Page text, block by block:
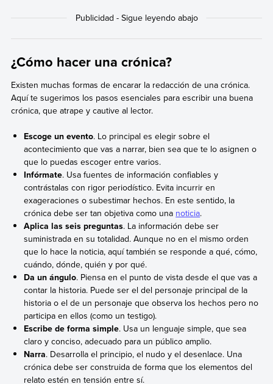
¿Cómo hacer una crónica?
Existen muchas formas de encarar la redacción de una crónica.
Aquí te sugerimos los pasos esenciales para escribir una buena
crónica, que atrape y cautive al lector.
Escoge un evento. Lo principal es elegir sobre el
acontecimiento que vas a narrar, bien sea que te lo asignen o
que lo puedas escoger entre varios.
Infórmate. Usa fuentes de información confiables y
contrástalas con rigor periodístico. Evita incurrir en
exageraciones o subestimar hechos. En este sentido, la
crónica debe ser tan objetiva como una noticia.
Aplica las seis preguntas. La información debe ser
suministrada en su totalidad. Aunque no en el mismo orden
que lo hace la noticia, aquí también se responde a qué, cómo,
cuándo, dónde, quién y por qué.
Da un ángulo. Piensa en el punto de vista desde el que vas a
contar la historia. Puede ser el del personaje principal de la
historia o el de un personaje que observa los hechos pero no
participa en ellos (como un testigo).
Escribe de forma simple. Usa un lenguaje simple, que sea
claro y conciso, adecuado para un público amplio.
Narra. Desarrolla el principio, el nudo y el desenlace. Una
crónica debe ser construida de forma que los elementos del
relato estén en tensión entre sí.